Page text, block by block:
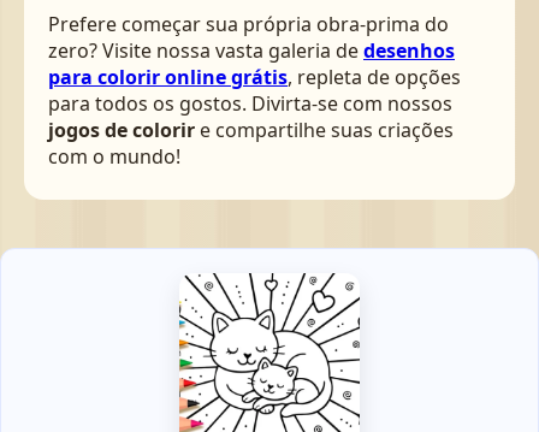
Prefere começar sua própria obra-prima do
zero? Visite nossa vasta galeria dedesenhos
para colorir online grátis, repleta de opções
para todos os gostos. Divirta-se com nossos
jogos de colorir e compartilhe suas criações
com o mundo!